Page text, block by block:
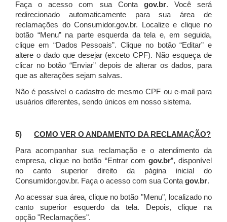
Faça o acesso com sua Conta gov.br. Você será
redirecionado automaticamente para sua área de
reclamações do Consumidor.gov.br.
Localize e clique no
botão “Menu” na parte esquerda da tela e, em seguida,
clique em “Dados Pessoais”. Clique no botão “Editar” e
altere o dado que desejar (exceto CPF). Não esqueça de
clicar no botão “Enviar” depois de alterar os dados, para
que as alterações sejam salvas.
Não é possível o cadastro de mesmo CPF ou e-mail para
usuários diferentes, sendo únicos em nosso sistema.
5) COMO VER O ANDAMENTO DA RECLAMAÇÃO?
Para acompanhar sua reclamação e o atendimento da
empresa, clique no botão “Entrar com gov.br”, disponível
no canto superior direito da página inicial do
Consumidor.gov.br. Faça o acesso com sua Contagov.br.
Ao acessar sua área, clique no botão "Menu", localizado no
canto superior esquerdo da tela. Depois, clique na
opção "Reclamações".